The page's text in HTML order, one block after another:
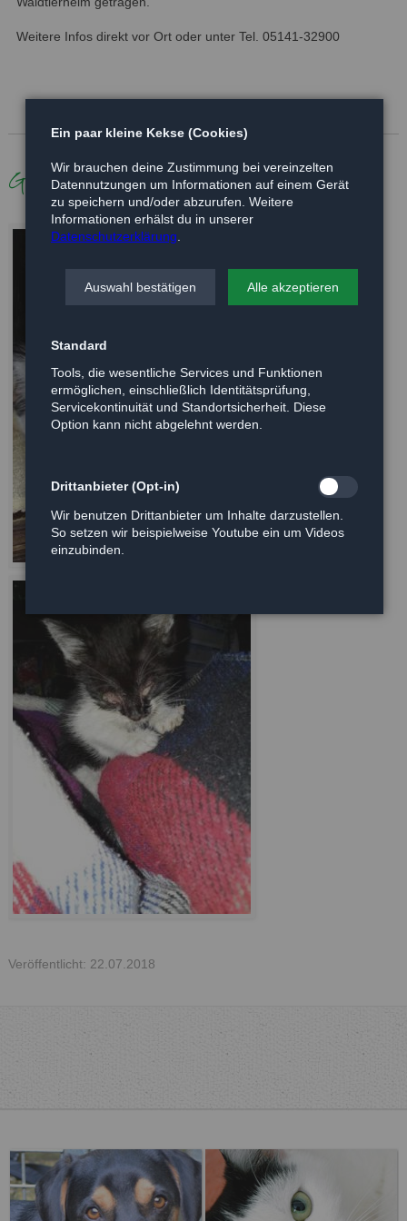
Weitere Infos direkt vor Ort oder unter Tel. 05141-32900
Galerie
Veröffentlicht: 22.07.2018
Ein paar kleine Kekse (Cookies)
Wir brauchen deine Zustimmung bei vereinzelten
Datennutzungen um Informationen auf einem Gerät
zu speichern und/oder abzurufen. Weitere
Informationen erhälst du in unserer
Datenschutzerklärung
Auswahl bestätigen Alle akzeptieren
Standard
Tools, die wesentliche Services und Funktionen
ermöglichen, einschließlich Identitätsprüfung,
Servicekontinuität und Standortsicherheit. Diese
Option kann nicht abgelehnt werden.
Drittanbieter (Opt-in)
Wir benutzen Drittanbieter um Inhalte darzustellen.
So setzen wir beispielweise Youtube ein um Videos
einzubinden.